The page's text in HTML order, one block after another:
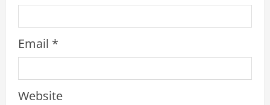
Email *
Website